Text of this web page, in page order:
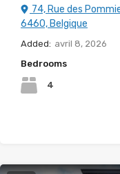
74, Rue des
6460, Belgique
Added: avril 8, 2026
Bedrooms
4